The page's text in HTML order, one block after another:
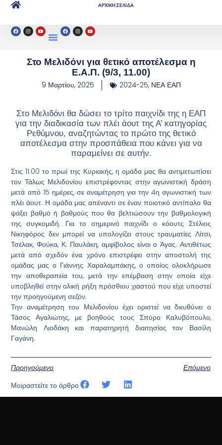
ΑΡΧΙΚΗ ΣΕΛΙΔΑ
Στο Μελιδόνι για θετικό αποτέλεσμα η
Ε.Α.Π. (9/3, 11.00)
9 Μαρτίου, 2025 2024-25, ΝΕΑ ΕΑΠ
Στο Μελιδόνι θα δώσει το τρίτο παιχνίδι της η ΕΑΠ
για την διαδικασία των πλέι άουτ της Α’ κατηγορίας
Ρεθύμνου, αναζητώντας το πρώτο της θετικό
αποτέλεσμα στην προσπάθεια που κάνει για να
παραμείνει σε αυτήν.
Στις 11.00 το πρωί της Κυριακής, η ομάδα μας θα αντιμετωπίσει
τον Τάλως Μελιδονίου επιστρέφοντας στην αγωνιστική δράση
μετά από 15 ημέρες, σε αναμέτρηση για την 4η αγωνιστική των
πλέι άουτ. Η ομάδα μας απέναντι σε έναν ποιοτικό αντίπαλο θα
ψάξει βαθμό ή βαθμούς που θα βελτιώσουν την βαθμολογική
της συγκομιδή. Για το σημερινό παιχνίδι ο κόουτς Στέλιος
Νικηφόρος δεν μπορεί να υπολογίζει στους τραυματίες Λίτσι,
Τσέλακ, Φούκα, Κ. Παυλάκη, αμφίβολος είναι ο Άγας. Αντιθέτως
μετά από σχεδόν ένα χρόνο επιστρέφει στην αποστολή της
ομάδας μας ο Γιάννης Χαραλαμπάκης, ο οποίος ολοκλήρωσε
την αποθεραπεία του, μετά την επέμβαση στην οποία είχε
υποβληθεί στην ολική ρήξη πρόσθιου χιαστού που είχε υποστεί
την προηγούμενη σεζόν.
Την αναμέτρηση του Μελιδονίου έχει οριστεί να διευθύνει ο
Τάσος Αγαλιώτης, με βοηθούς τους Σπύρο Καλυβόπουλο,
Μανώλη Λιοδάκη και παρατηρητή διαιτησίας τον Βασίλη
Γαγάνη.
Προηγούμενο Επόμενο
Μοιραστείτε το άρθρο